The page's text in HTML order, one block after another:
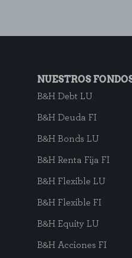
NUESTROS
B&H Debt LU
B&H Deuda FI
B&H Bonds LU
B&H Renta Fija FI
B&H Flexible LU
B&H Flexible FI
B&H Equity LU
B&H Acciones FI